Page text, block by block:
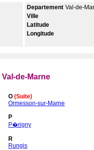
Departement Val-de-
Ville
Latitude
Longitude
de-Marne
O (Suite)
Ormesson-sur-Marne
P
P�rigny
R
Rungis